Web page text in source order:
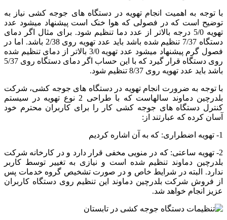
با توجه به اهمیت انجام تهویه در دستگاه های جوجه کشی نیاز به
توضیح است که در فصولی که هوا خنک است پیشنهاد میشود عدد
تهویه 5/0 درجه بالاتر از عدد دما تنظیم شود. برای مثال اگر دمای
دستگاه 7/37 تنظیم شده باشد باید عدد تهویه روی 2/38 باشد. اما در
فصول گرم پیشنهاد میشود عدد تهویه 3/0 بالاتر از دمای تنظیم شده
روی دستگاه قرار گیرد که با این حساب اگر دمای دستگاه روی 5/37
باشد باید عدد تهویه روی 8/37 تنظیم شود.
با توجه به ضرورت انجام تهویه در دستگاه های جوجه کشی، شرکت
بلدرچین دماوند سالهاست که با طراحی 2 نوع تهویه در سیستم
کنترل دستگاه های جوجه کشی کار را برای کاربران محترم خود
آسان کرده که عبارتند از:
1- تهویه اضطراری: که به آن اشاره کردیم
2- تهویه ساعتی: که در منویی مخفی قرار دارد و در کارخانه شرکت
بلدرچین دماوند تنظیم شده است و نیازی به تغییر توسط کاربر
ندارد. البته در شرایط خاص و در صورت تشخیص گروه خدمات پس
از فروش شرکت بلدرچین دماوند این تنظیم روی دستگاه کاربران
عزیز انجام خواهد شد.